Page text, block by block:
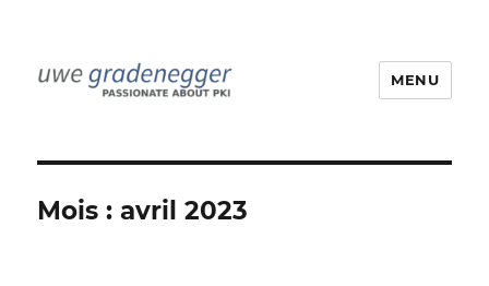
MENU
Mois :avril 2023